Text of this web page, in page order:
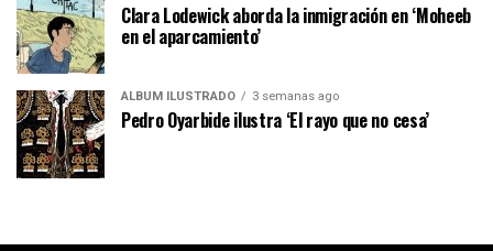
Clara Lodewick aborda la inmigración en ‘Moheeb
en el aparcamiento’
ÁLBUM ILUSTRADO 3 semanas ago
Pedro Oyarbide ilustra ‘El rayo que no cesa’